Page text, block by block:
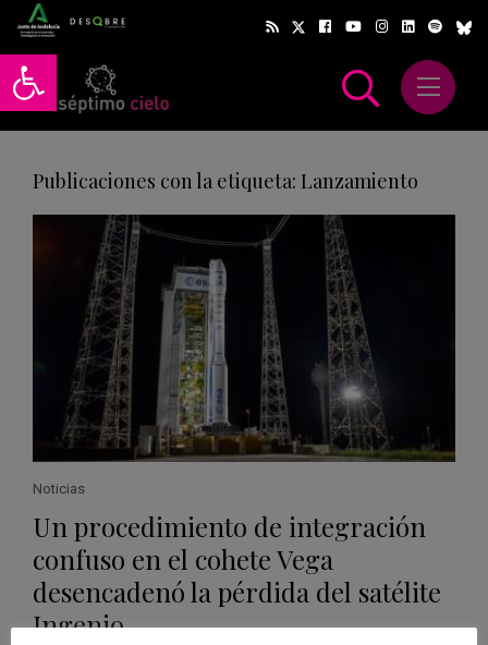
Abrir barra de herramientas
Abrir
Publicaciones con la etiqueta: Lanzamiento
Noticias
Un procedimiento de integración
confuso en el cohete Vega
desencadenó la pérdida del satélite
Ingenio